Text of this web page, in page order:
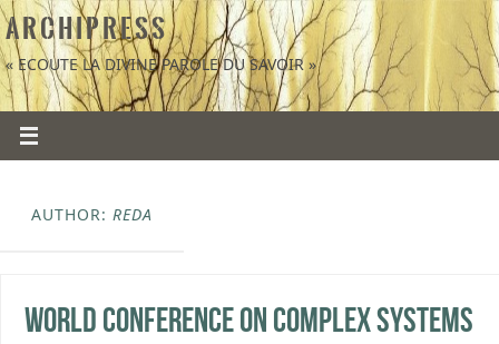
A R C H I P R E S S
« ECOUTE LA DIVINE PAROLE DU SAVOIR »
AUTHOR: REDA
World Conference on Complex Systems